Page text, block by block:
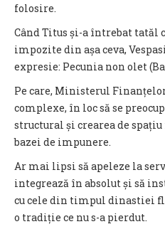
folosire.
Când Titus și-a întrebat tatăl
impozite din așa ceva,
expresie: Pecunia non olet
Pe care, Ministerul
complexe, în loc să se
structural și crearea de
bazei de impunere.
Ar mai lipsi să apeleze la
integrează în absolut și să
cu cele din timpul dinastiei
o tradiție ce nu s-a pierdut.